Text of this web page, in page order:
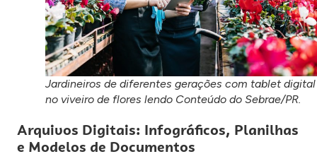
Jardineiros de diferentes gerações com tablet digital
no viveiro de flores lendo Conteúdo do Sebrae/PR.
Arquivos Digitais: Infográficos, Planilhas
e Modelos de Documentos